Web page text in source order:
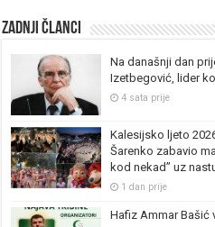
Zadnji članci
Na današnji dan
Izetbegović, lider
4 sata prije
Kalesijsko ljeto
Šarenko zabavio
kod nekad” uz
1 dan prije
Hafiz Ammar Bašić